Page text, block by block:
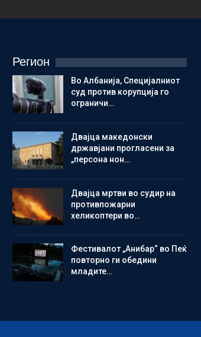
Регион
Во Албанија, Специјалниот
суд против корупција го
ограничи…
Двајца македонски
државјани прогласени за
„персона нон…
Двајца мртви во судир на
противпожарни
хеликоптери во…
Фестивалот „Анибар“ во Пеќ
повторно ги обедини
младите…